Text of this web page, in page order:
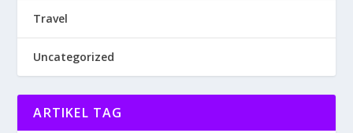
Travel
Uncategorized
ARTIKEL TAG